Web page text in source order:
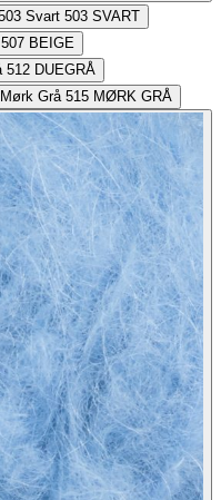
503 SVART
507 BEIGE
512 DUEGRÅ
515 MØRK GRÅ